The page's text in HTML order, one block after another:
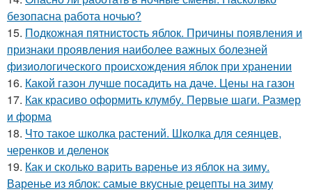
безопасна работа ночью?
15. Подкожная пятнистость яблок. Причины появления и
признаки проявления наиболее важных болезней
физиологического происхождения яблок при хранении
16. Какой газон лучше посадить на даче. Цены на газон
17. Как красиво оформить клумбу. Первые шаги. Размер
и форма
18. Что такое школка растений. Школка для сеянцев,
черенков и деленок
19. Как и сколько варить варенье из яблок на зиму.
Варенье из яблок: самые вкусные рецепты на зиму